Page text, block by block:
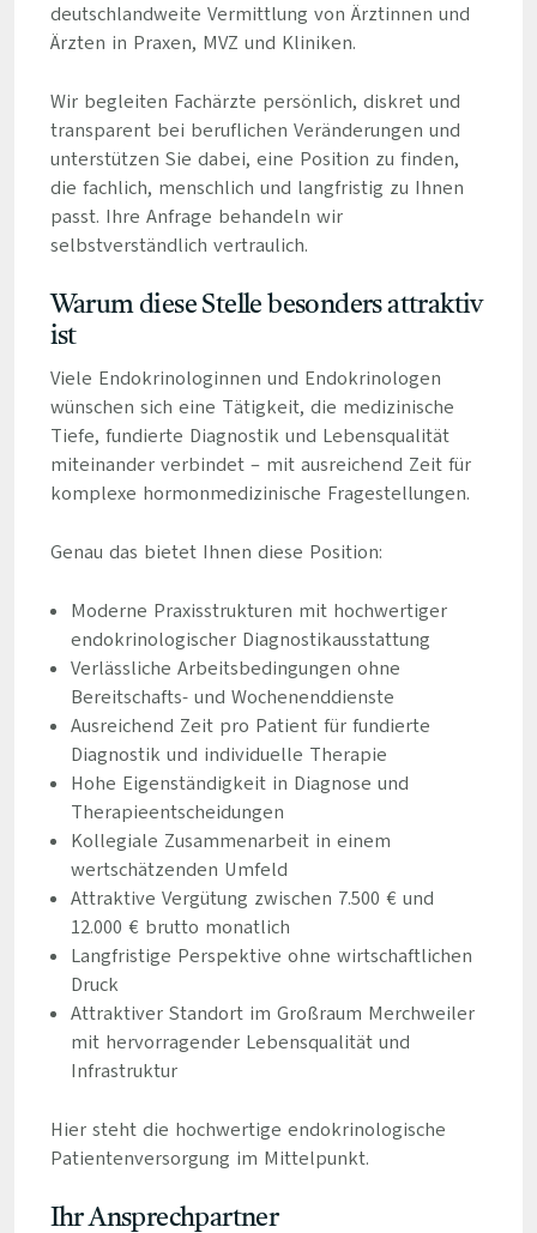
deutschlandweite Vermittlung von Ärztinnen und
Ärzten in Praxen, MVZ und Kliniken.
Wir begleiten Fachärzte persönlich, diskret und
transparent bei beruflichen Veränderungen und
unterstützen Sie dabei, eine Position zu finden,
die fachlich, menschlich und langfristig zu Ihnen
passt. Ihre Anfrage behandeln wir
selbstverständlich vertraulich.
Warum diese Stelle besonders attraktiv
ist
Viele Endokrinologinnen und Endokrinologen
wünschen sich eine Tätigkeit, die medizinische
Tiefe, fundierte Diagnostik und Lebensqualität
miteinander verbindet – mit ausreichend Zeit für
komplexe hormonmedizinische Fragestellungen.
Genau das bietet Ihnen diese Position:
Moderne Praxisstrukturen mit hochwertiger
endokrinologischer Diagnostikausstattung
Verlässliche Arbeitsbedingungen ohne
Bereitschafts- und Wochenenddienste
Ausreichend Zeit pro Patient für fundierte
Diagnostik und individuelle Therapie
Hohe Eigenständigkeit in Diagnose und
Therapieentscheidungen
Kollegiale Zusammenarbeit in einem
wertschätzenden Umfeld
Attraktive Vergütung zwischen 7.500 € und
12.000 € brutto monatlich
Langfristige Perspektive ohne wirtschaftlichen
Druck
Attraktiver Standort im Großraum Merchweiler
mit hervorragender Lebensqualität und
Infrastruktur
Hier steht die hochwertige endokrinologische
Patientenversorgung im Mittelpunkt.
Ihr Ansprechpartner